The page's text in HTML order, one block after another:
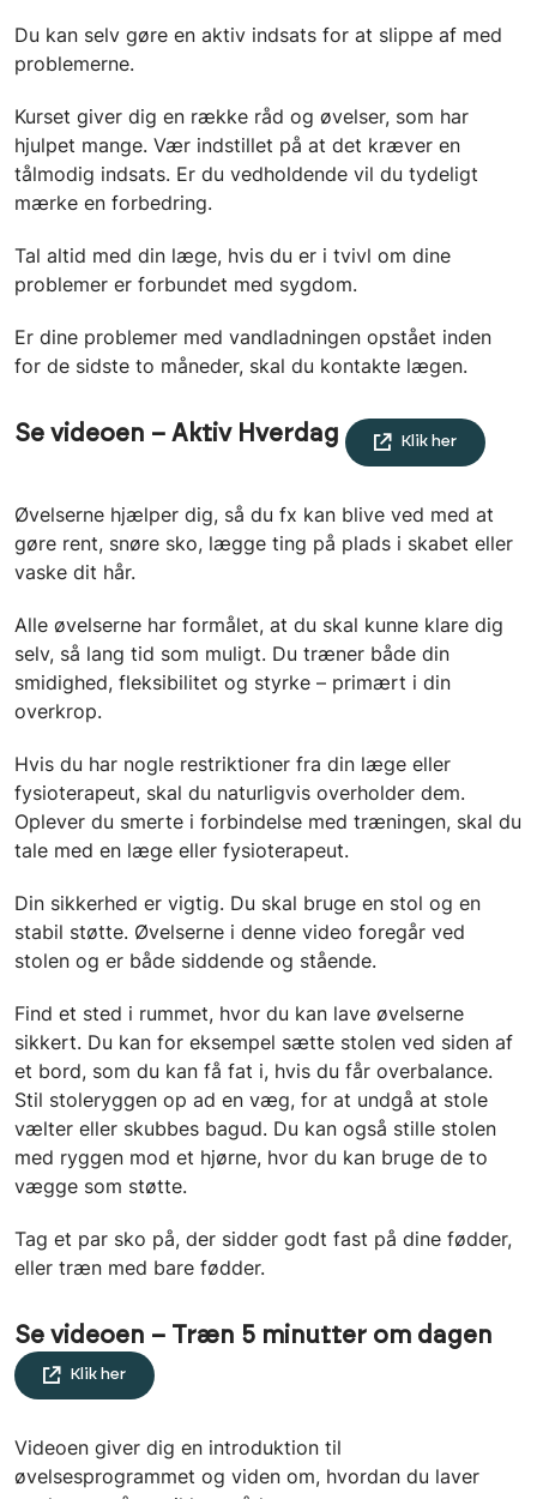
Du kan selv gøre en aktiv indsats for at slippe af med
problemerne.
Kurset giver dig en række råd og øvelser, som har
hjulpet mange. Vær indstillet på at det kræver en
tålmodig indsats. Er du vedholdende vil du tydeligt
mærke en forbedring.
Tal altid med din læge, hvis du er i tvivl om dine
problemer er forbundet med sygdom.
Er dine problemer med vandladningen opstået inden
for de sidste to måneder, skal du kontakte lægen.
Se videoen – Aktiv Hverdag Klik her
Øvelserne hjælper dig, så du fx kan blive ved med at
gøre rent, snøre sko, lægge ting på plads i skabet eller
vaske dit hår.
Alle øvelserne har formålet, at du skal kunne klare dig
selv, så lang tid som muligt. Du træner både din
smidighed, fleksibilitet og styrke – primært i din
overkrop.
Hvis du har nogle restriktioner fra din læge eller
fysioterapeut, skal du naturligvis overholder dem.
Oplever du smerte i forbindelse med træningen, skal du
tale med en læge eller fysioterapeut.
Din sikkerhed er vigtig. Du skal bruge en stol og en
stabil støtte. Øvelserne i denne video foregår ved
stolen og er både siddende og stående.
Find et sted i rummet, hvor du kan lave øvelserne
sikkert. Du kan for eksempel sætte stolen ved siden af
et bord, som du kan få fat i, hvis du får overbalance.
Stil stoleryggen op ad en væg, for at undgå at stole
vælter eller skubbes bagud. Du kan også stille stolen
med ryggen mod et hjørne, hvor du kan bruge de to
vægge som støtte.
Tag et par sko på, der sidder godt fast på dine fødder,
eller træn med bare fødder.
Se videoen – Træn 5 minutter om dagen
Klik her
Videoen giver dig en introduktion til
øvelsesprogrammet og viden om, hvordan du laver